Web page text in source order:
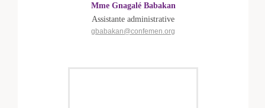
Mme Gnagalé Babakan
Assistante administrative
gbabakan@confemen.org